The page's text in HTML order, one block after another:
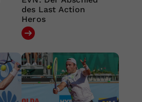
des Last Action
Heros